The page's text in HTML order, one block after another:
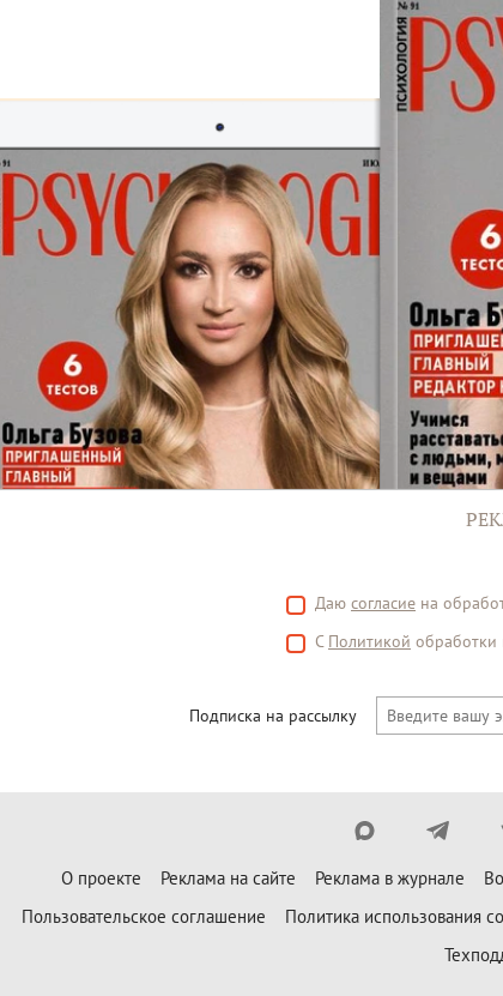
Даю согласие на
С Политикой обработки
Подписка на рассылку
О проекте Реклама на сайте Реклама в журнале
Пользовательское соглашение
Политика использования